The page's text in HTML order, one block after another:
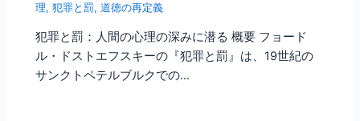
理,犯罪と罰,道徳の再定義
犯罪と罰：人間の心理の深みに潜る 概要 フョード
ル・ドストエフスキーの『犯罪と罰』は、19世紀の
サンクトペテルブルクでの…